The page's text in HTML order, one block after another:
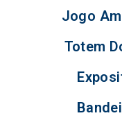
Jogo
Totem